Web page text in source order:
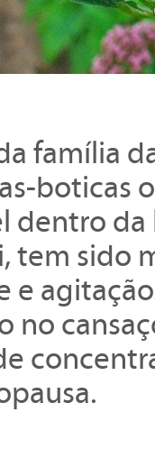
família
boticas
dentro
tem
e
no